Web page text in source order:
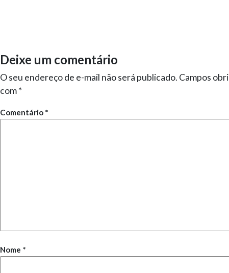
Deixe um comentário
O seu endereço de e-mail não será publicado. Campos
com*
Comentário *
Nome *